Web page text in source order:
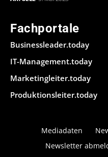
Fachportale
Businessleader.today
IT-Management.today
Marketingleiter.today
Produktionsleiter.today
Mediadaten
Newsletter